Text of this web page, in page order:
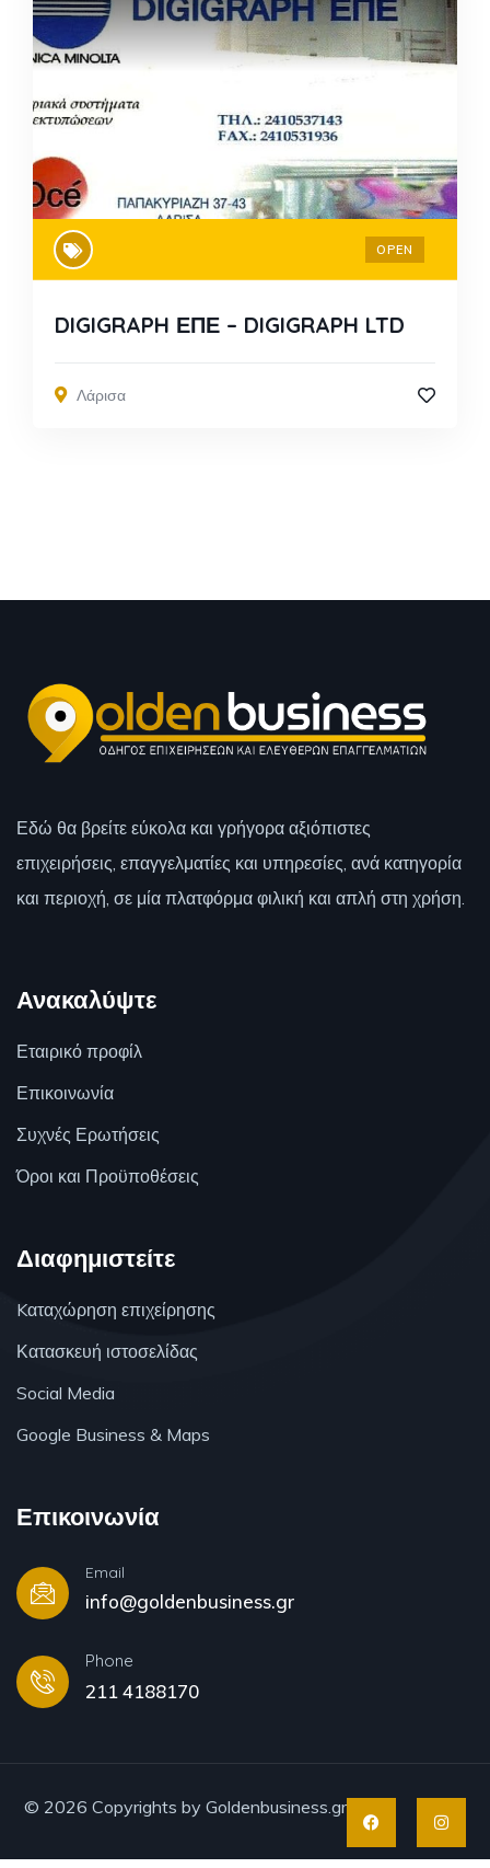
OPEN
DIGIGRAPH ΕΠΕ – DIGIGRAPH LTD
Λάρισα
Εδώ θα βρείτε εύκολα και γρήγορα αξιόπιστες
επιχειρήσεις, επαγγελματίες και υπηρεσίες, ανά κατηγορία
και περιοχή, σε μία πλατφόρμα φιλική και απλή στη χρήση.
Ανακαλύψτε
Εταιρικό προφίλ
Επικοινωνία
Συχνές Ερωτήσεις
Όροι και Προϋποθέσεις
Διαφημιστείτε
Kαταχώρηση επιχείρησης
Κατασκευή ιστοσελίδας
Social Media
Google Business & Maps
Επικοινωνία
Email
info@goldenbusiness.gr
Phone
211 4188170
© 2026 Copyrights by Goldenbusiness.gr